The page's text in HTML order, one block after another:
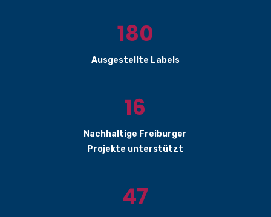
180
Ausgestellte Labels
16
Nachhaltige Freiburger
Projekte unterstützt
47